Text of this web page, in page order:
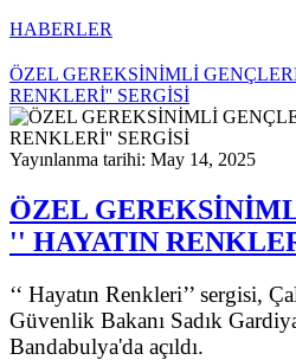
HABERLER
ÖZEL GEREKSİNİMLİ
RENKLERİ'' SERGİSİ
Yayınlanma tarihi: May 14, 2025
ÖZEL
'' HAYATIN
‘‘ Hayatın Renkleri’’ sergisi,
Güvenlik Bakanı Sadık
Bandabulya'da açıldı.